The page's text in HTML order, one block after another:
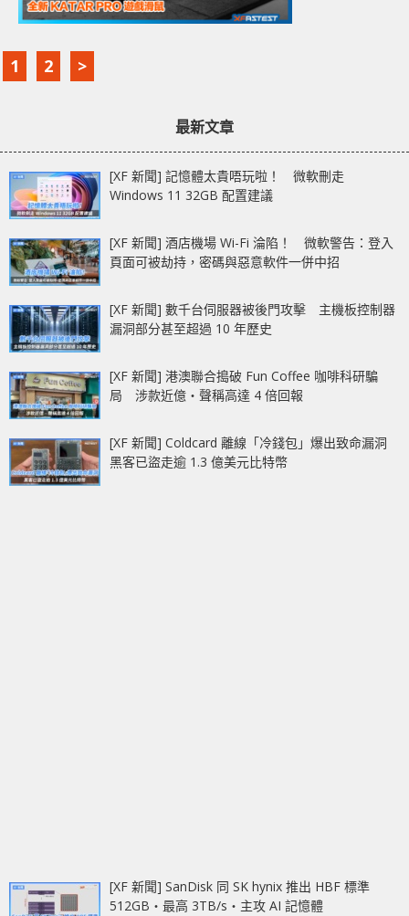
1 2 >
最新文章
[XF 新聞] 記憶體太貴唔玩啦！ 微軟刪走
Windows 11 32GB 配置建議
[XF 新聞] 酒店機場 Wi-Fi 淪陷！ 微軟警告：登入
頁面可被劫持，密碼與惡意軟件一併中招
[XF 新聞] 數千台伺服器被後門攻擊 主機板控制器
漏洞部分甚至超過 10 年歷史
[XF 新聞] 港澳聯合搗破 Fun Coffee 咖啡科研騙
局 涉款近億‧聲稱高達 4 倍回報
[XF 新聞] Coldcard 離線「冷錢包」爆出致命漏洞
黑客已盜走逾 1.3 億美元比特幣
[XF 新聞] SanDisk 同 SK hynix 推出 HBF 標準
512GB‧最高 3TB/s‧主攻 AI 記憶體